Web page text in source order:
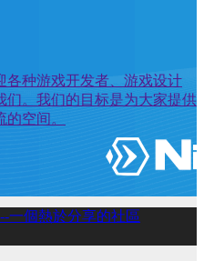
各种游戏开发者、游戏设计
们。我们的目标是为大家提供
空间。
一個熱於分享的社區